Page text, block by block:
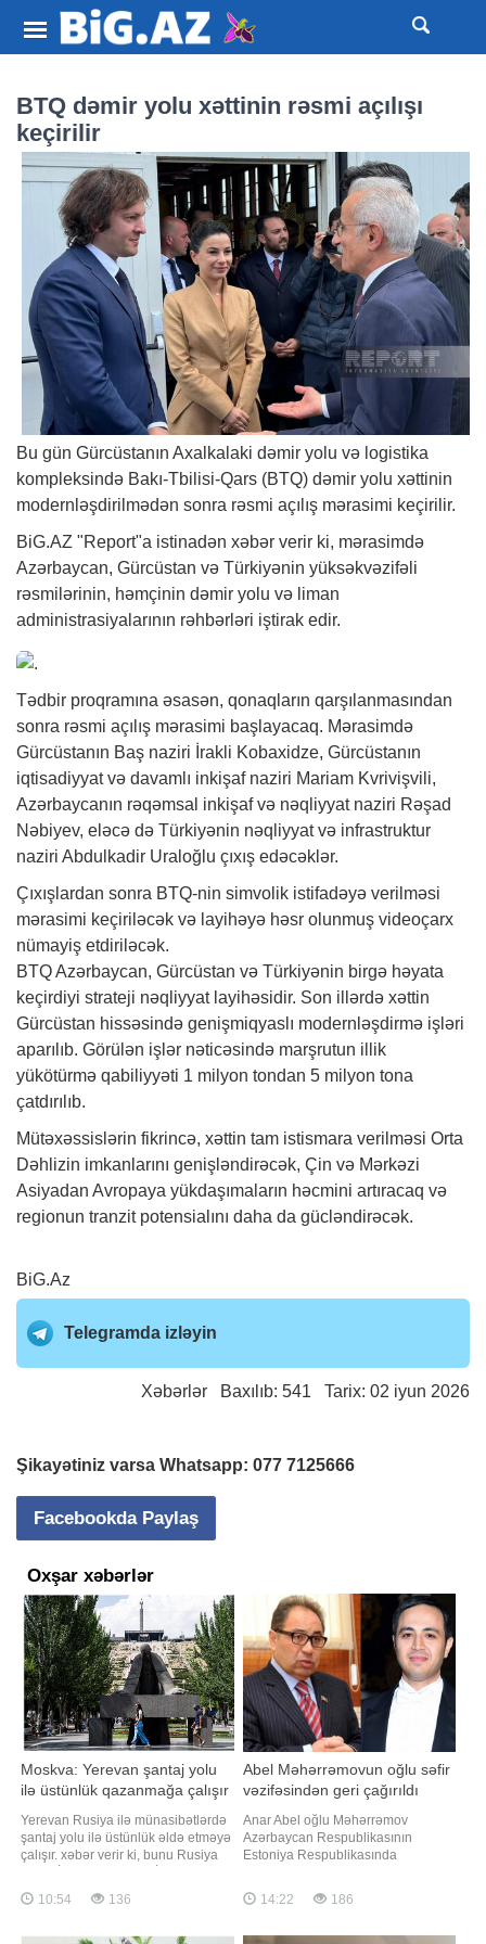
BTQ dəmir yolu xəttinin rəsmi açılışı
keçirilir
Bu gün Gürcüstanın Axalkalaki dəmir yolu və logistika
kompleksində Bakı-Tbilisi-Qars (BTQ) dəmir yolu xəttinin
modernləşdirilmədən sonra rəsmi açılış mərasimi keçirilir.
BiG.AZ "Report"a istinadən xəbər verir ki, mərasimdə
Azərbaycan, Gürcüstan və Türkiyənin yüksəkvəzifəli
rəsmilərinin, həmçinin dəmir yolu və liman
administrasiyalarının rəhbərləri iştirak edir.
Tədbir proqramına əsasən, qonaqların qarşılanmasından
sonra rəsmi açılış mərasimi başlayacaq. Mərasimdə
Gürcüstanın Baş naziri İrakli Kobaxidze, Gürcüstanın
iqtisadiyyat və davamlı inkişaf naziri Mariam Kvrivişvili,
Azərbaycanın rəqəmsal inkişaf və nəqliyyat naziri Rəşad
Nəbiyev, eləcə də Türkiyənin nəqliyyat və infrastruktur
naziri Abdulkadir Uraloğlu çıxış edəcəklər.
Çıxışlardan sonra BTQ-nin simvolik istifadəyə verilməsi
mərasimi keçiriləcək və layihəyə həsr olunmuş videoçarx
nümayiş etdiriləcək.
BTQ Azərbaycan, Gürcüstan və Türkiyənin birgə həyata
keçirdiyi strateji nəqliyyat layihəsidir. Son illərdə xəttin
Gürcüstan hissəsində genişmiqyaslı modernləşdirmə işləri
aparılıb. Görülən işlər nəticəsində marşrutun illik
yükötürmə qabiliyyəti 1 milyon tondan 5 milyon tona
çatdırılıb.
Mütəxəssislərin fikrincə, xəttin tam istismara verilməsi Orta
Dəhlizin imkanlarını genişləndirəcək, Çin və Mərkəzi
Asiyadan Avropaya yükdaşımaların həcmini artıracaq və
regionun tranzit potensialını daha da gücləndirəcək.
BiG.Az
Telegramda izləyin
Xəbərlər Baxılıb: 541 Tarix: 02 iyun 2026
Şikayətiniz varsa Whatsapp: 077 7125666
Facebookda Paylaş
Oxşar xəbərlər
Moskva: Yerevan şantaj yolu
ilə üstünlük qazanmağa çalışır
Yerevan Rusiya ilə münasibətlərdə
şantaj yolu ilə üstünlük əldə etməyə
çalışır. xəbər verir ki, bunu Rusiya
və Mətbuat Departamentinin
direktor müavini Aleksey Fadeyev
10:54 136
Abel Məhərrəmovun oğlu səfir
vəzifəsindən geri çağırıldı
Anar Abel oğlu Məhərrəmov
Azərbaycan Respublikasının
Estoniya Respublikasında
vəzifəsindən geri çağırılıb.
"Qafqazinfo" xəbər verir ki, bu
14:22 186